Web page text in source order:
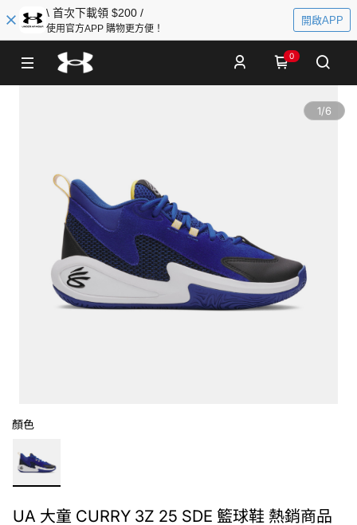
\ 首次下載領 $200 /
使用官方APP 購物更方便！
開啟APP
0
1/6
顏色
UA 大童 CURRY 3Z 25 SDE 籃球鞋 熱銷商品